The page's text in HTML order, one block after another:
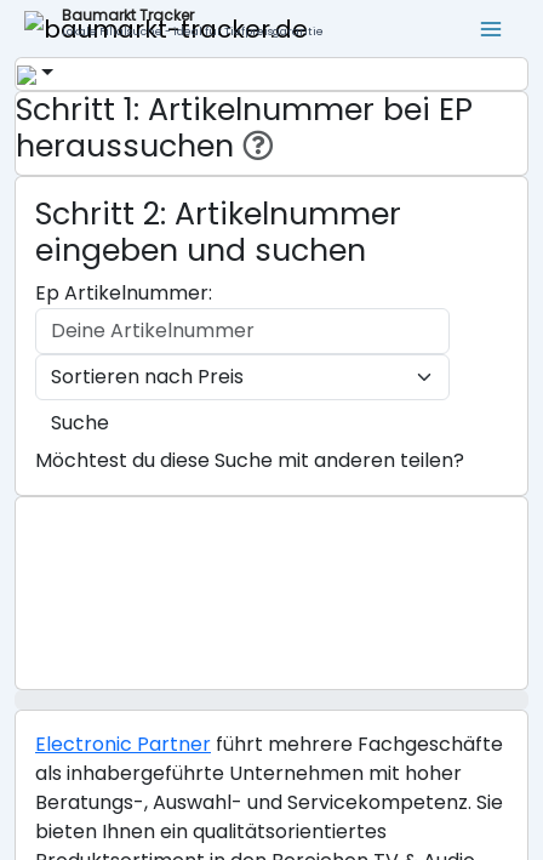
Baumarkt Tracker
Lokale Filialsuche - ideal für Tiefpreisgarantie
Schritt 1: Artikelnummer bei EP
heraussuchen
Schritt 2: Artikelnummer
eingeben und suchen
Ep Artikelnummer:
Suche
Möchtest du diese Suche mit anderen teilen?
Electronic Partner führt mehrere Fachgeschäfte
als inhabergeführte Unternehmen mit hoher
Beratungs-, Auswahl- und Servicekompetenz. Sie
bieten Ihnen ein qualitätsorientiertes